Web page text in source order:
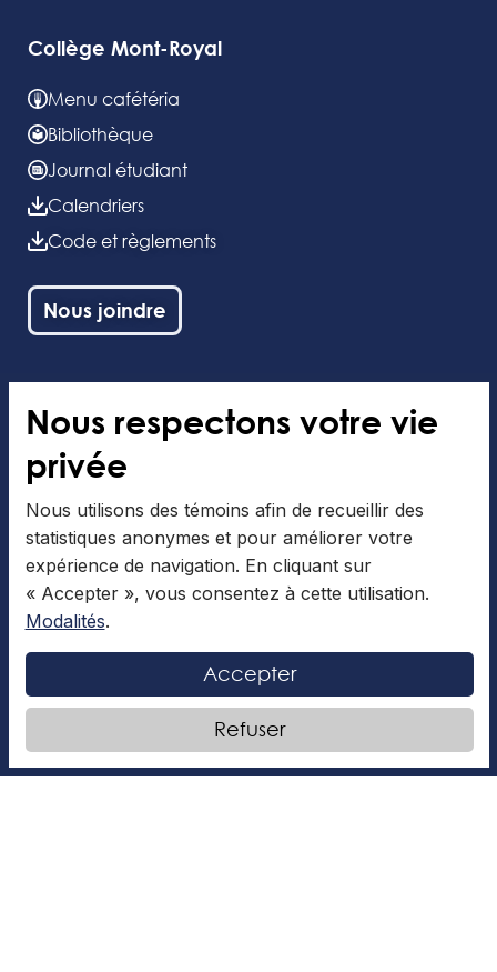
Collège Mont-Royal
Menu cafétéria
Bibliothèque
Journal étudiant
Calendriers
Code et règlements
Nous joindre
Nos concentrations
Danse
Métiers de la scène
Natation
Patinage artistique
Les Brigades Culinaires
Inscription à l'infolettre
Nous respectons votre vie
privée
Nous utilisons des témoins afin de recueillir des
statistiques anonymes et pour améliorer votre
expérience de navigation. En cliquant sur
« Accepter », vous consentez à cette utilisation.
Modalités.
Accepter
Refuser